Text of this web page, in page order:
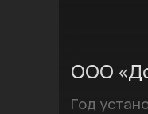
ООО
Год